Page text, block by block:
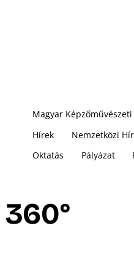
Magyar Képzőművészeti
Hírek
Nemzetközi
Oktatás
Pályázat
360°